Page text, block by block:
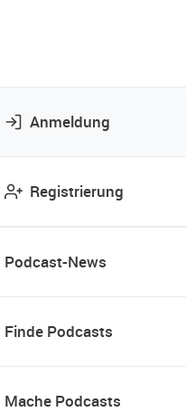
Anmeldung
Registrierung
Podcast-News
Finde Podcasts
Mache Podcasts